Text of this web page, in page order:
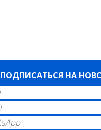
ПОДПИСАТЬСЯ НА